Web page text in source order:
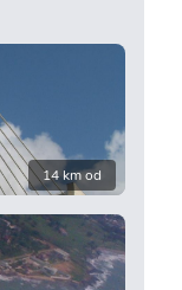
14 km od